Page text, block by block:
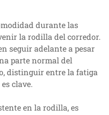
durante las
la rodilla del corredor.
seguir adelante a pesar
parte normal del
distinguir entre la fatiga
clave.
en la rodilla, es